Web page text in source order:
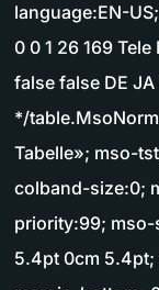
language:EN-
0 0 1 26 169
false false DE
*/
Tabelle»; mso-
colband-size:0;
priority:99;
5.4pt 0cm